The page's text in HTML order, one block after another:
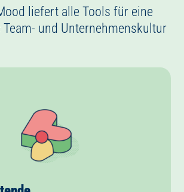
Team- und Unternehmenskultur
Herz